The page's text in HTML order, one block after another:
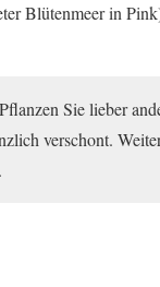
Blütenmeer in
Sie lieber
verschont.